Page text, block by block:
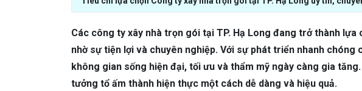
Các công ty xây nhà trọn gói tại TP. Hạ Long đang trở thành lựa
nhờ sự tiện lợi và chuyên nghiệp. Với sự phát triển nhanh chóng
không gian sống hiện đại, tối ưu và thẩm mỹ ngày càng gia
tưởng tổ ấm thành hiện thực một cách dễ dàng và hiệu quả.